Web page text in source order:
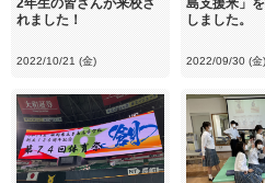
2年生の皆さんが来校さ
れました！
2022/10/21 (金)
島支援米」
しました。
2022/09/30 (金)